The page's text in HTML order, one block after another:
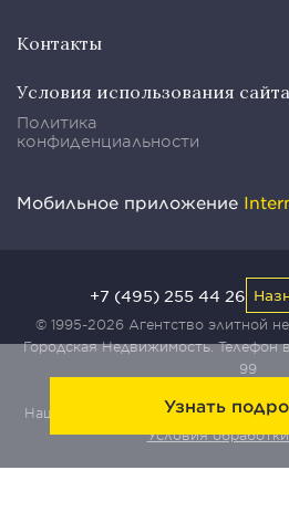
Узнать
Контакты
Условия использования сайта
Политика
конфиденциальности
Мобильное приложение
© 1995-2026 Агентство элитной
Городская Недвижимость. Телефон
99
Наш сайт защищен с помощью
Условия
+7 (495) 255 44 26